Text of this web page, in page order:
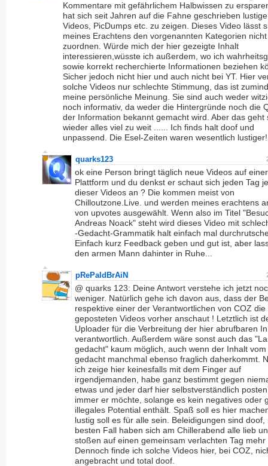
Kommentare mit gefährlichem Halbwissen zu
hat sich seit Jahren auf die Fahne geschrieben
Videos, PicDumps etc. zu zeigen. Dieses Video lässt
meines Erachtens den vorgenannten Kategorien nicht
zuordnen. Würde mich der hier gezeigte Inhalt
interessieren,wüsste ich außerdem, wo ich
sowie korrekt recherchierte Informationen beziehen
Sicher jedoch nicht hier und auch nicht bei YT. Hier
solche Videos nur schlechte Stimmung, das ist
meine persönliche Meinung. Sie sind auch weder
noch informativ, da weder die Hintergründe noch die
der Information bekannt gemacht wird. Aber das geht
wieder alles viel zu weit ...... Ich finds halt doof und
unpassend. Die Esel-Zeiten waren wesentlich lustiger!
quarks123
ok eine Person bringt täglich neue Videos auf einer
Plattform und du denkst er schaut sich jeden Tag
dieser Videos an ? Die kommen meist von
Chilloutzone.Live. und werden meines erachtens
von upvotes ausgewählt. Wenn also im Titel
Andreas Noack" steht wird dieses Video mit
-Gedacht-Grammatik halt einfach mal
Einfach kurz Feedback geben und gut ist, aber
den armen Mann dahinter in Ruhe...
pRePaIdBrAiN
@ quarks 123: Deine Antwort verstehe ich jetzt
weniger. Natürlich gehe ich davon aus, dass der
respektive einer der Verantwortlichen von COZ die
geposteten Videos vorher anschaut ! Letztlich ist
Uploader für die Verbreitung der hier abrufbaren
verantwortlich. Außerdem wäre sonst auch das
gedacht" kaum möglich, auch wenn der Inhalt
gedacht manchmal ebenso fraglich daherkommt.
ich zeige hier keinesfalls mit dem Finger auf
irgendjemanden, habe ganz bestimmt gegen
etwas und jeder darf hier selbstverständlich
immer er möchte, solange es kein negatives oder
illegales Potential enthält. Spaß soll es hier
lustig soll es für alle sein. Beleidigungen sind doof,
besten Fall haben sich am Chillerabend alle lieb
stoßen auf einen gemeinsam verlachten Tag mehr
Dennoch finde ich solche Videos hier, bei COZ,
angebracht und total doof.